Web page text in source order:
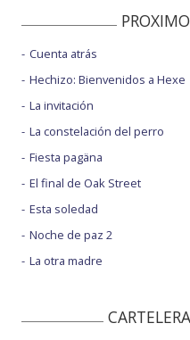
Cuenta atrás
Hechizo: Bienvenidos a Hexe
La invitación
La constelación del perro
Fiesta pagäna
El final de Oak Street
Esta soledad
Noche de paz 2
La otra madre